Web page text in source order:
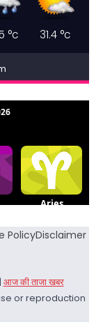
°c 31.4 °c
PolicyDisclaimer
आज की ताजा खबर
or reproduction